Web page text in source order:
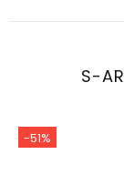
S-
-51%